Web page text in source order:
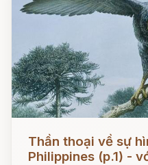
Đọc ngay
Thần thoại về sự
Philippines (p.1) -